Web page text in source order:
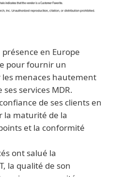
présence en Europe
pour fournir un
menaces hautement
services MDR.
de ses clients en
la maturité de la
et la conformité
ont salué la
la qualité de son